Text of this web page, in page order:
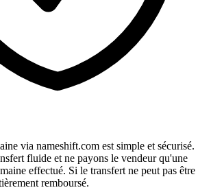
via nameshift.com est simple et sécurisé.
fluide et ne payons le vendeur qu'une
effectué. Si le transfert ne peut pas être
remboursé.